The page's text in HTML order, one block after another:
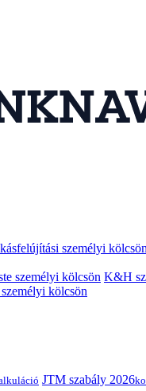
személyi kölcsön
személyi kölcsön K&H
kölcsön
JTM szabály 2026